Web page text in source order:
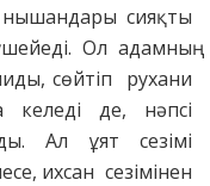
сияқты
Ол адамның
сөйтіп рухани
келеді де, нәпсі
Ал ұят сезімі
ихсан сезімінен